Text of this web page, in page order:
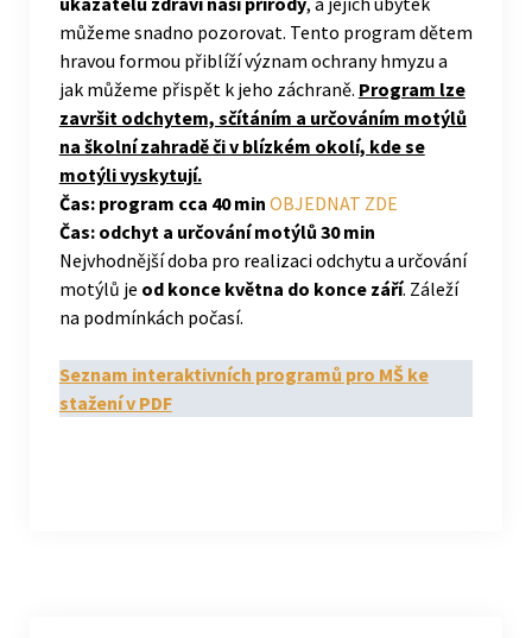
můžeme snadno pozorovat. Tento program dětem
hravou formou přiblíží význam ochrany hmyzu a
jak můžeme přispět k jeho záchraně. Program lze
završit odchytem, sčítáním a určováním motýlů
na školní zahradě či v blízkém okolí, kde se
motýli vyskytují.
Čas: program cca 40 min OBJEDNAT ZDE
Čas: odchyt a určování motýlů 30 min
Nejvhodnější doba pro realizaci odchytu a určování
motýlů je od konce května do konce září. Záleží
na podmínkách počasí.
Seznam interaktivních programů pro MŠ ke
stažení v PDF